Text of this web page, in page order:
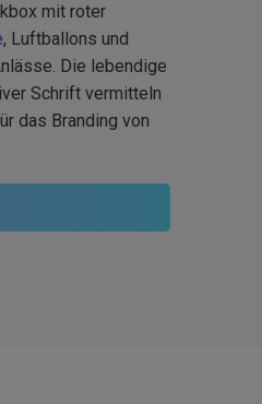
mit roter
, Luftballons und
Die lebendige
Schrift vermitteln
das Branding von